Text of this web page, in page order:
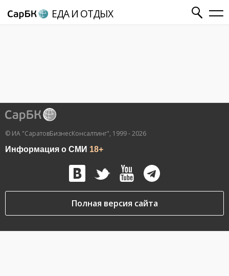
ЕДА И ОТДЫХ
© ИА "СаратовБизнесКонсалтинг", 1999 - 2026
Информация о СМИ 18+
Полная версия сайта